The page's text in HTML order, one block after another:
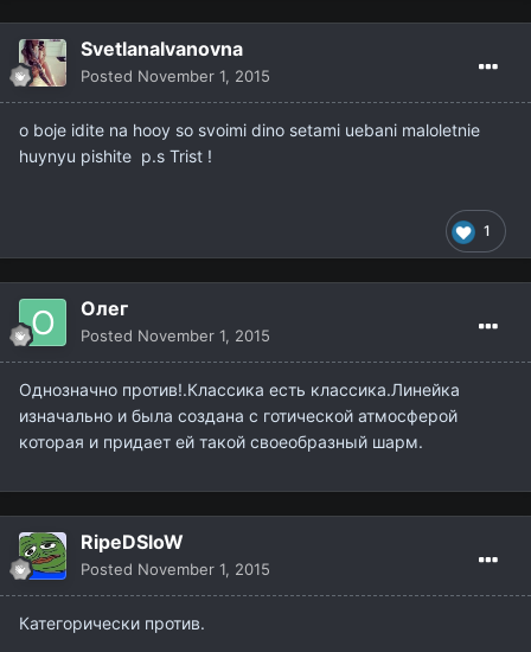
SvetlanaIvanovna
Posted November 1, 2015
o boje idite na hooy so svoimi dino setami uebani maloletnie
huynyu pishite p.s Trist !
1
Олег
Posted November 1, 2015
Однозначно против!.Классика есть классика.Линейка
изначально и была создана с готической атмосферой
которая и придает ей такой своеобразный шарм.
RipeDSloW
Posted November 1, 2015
Категорически против.